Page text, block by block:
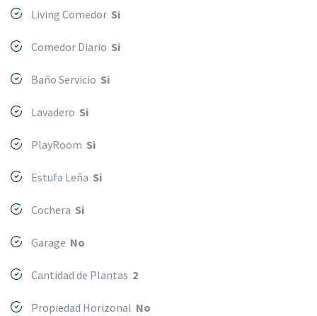
Living Comedor Si
Comedor Diario Si
Baño Servicio Si
Lavadero Si
PlayRoom Si
Estufa Leña Si
Cochera Si
Garage No
Cantidad de Plantas 2
Propiedad Horizonal No